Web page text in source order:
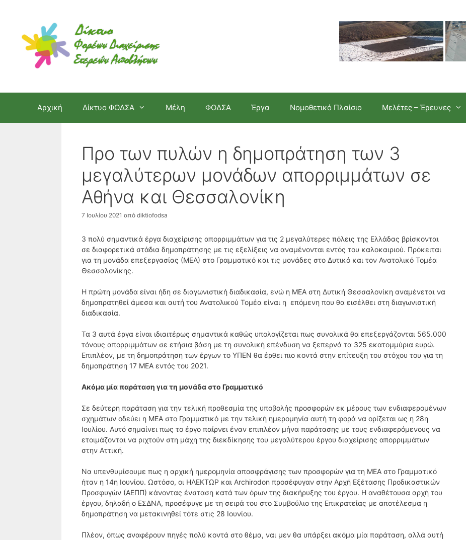
περιεχόμενο
Αρχική Δίκτυο ΦΟΔΣΑ Μέλη ΦΟΔΣΑ Έργα Νομοθετικό Πλαίσιο Μελέτες – Έρευνες
Προ των πυλών η δημοπράτηση των 3
μεγαλύτερων μονάδων απορριμμάτων σε
Αθήνα και Θεσσαλονίκη
7 Ιουλίου 2021 από diktiofodsa
3 πολύ σημαντικά έργα διαχείρισης απορριμμάτων για τις 2 μεγαλύτερες πόλεις της Ελλάδας βρίσκονται
σε διαφορετικά στάδια δημοπράτησης με τις εξελίξεις να αναμένονται εντός του καλοκαιριού. Πρόκειται
για τη μονάδα επεξεργασίας (ΜΕΑ) στο Γραμματικό και τις μονάδες στο Δυτικό και τον Ανατολικό Τομέα
Θεσσαλονίκης.
Η πρώτη μονάδα είναι ήδη σε διαγωνιστική διαδικασία, ενώ η ΜΕΑ στη Δυτική Θεσσαλονίκη αναμένεται να
δημοπρατηθεί άμεσα και αυτή του Ανατολικού Τομέα είναι η επόμενη που θα εισέλθει στη διαγωνιστική
διαδικασία.
Τα 3 αυτά έργα είναι ιδιαιτέρως σημαντικά καθώς υπολογίζεται πως συνολικά θα επεξεργάζονται 565.000
τόνους απορριμμάτων σε ετήσια βάση με τη συνολική επένδυση να ξεπερνά τα 325 εκατομμύρια ευρώ.
Επιπλέον, με τη δημοπράτηση των έργων το ΥΠΕΝ θα έρθει πιο κοντά στην επίτευξη του στόχου του για τη
δημοπράτηση 17 ΜΕΑ εντός του 2021.
Ακόμα μία παράταση για τη μονάδα στο Γραμματικό
Σε δεύτερη παράταση για την τελική προθεσμία της υποβολής προσφορών εκ μέρους των ενδιαφερομένων
σχημάτων οδεύει η ΜΕΑ στο Γραμματικό με την τελική ημερομηνία αυτή τη φορά να ορίζεται ως η 28η
Ιουλίου. Αυτό σημαίνει πως το έργο παίρνει έναν επιπλέον μήνα παράτασης με τους ενδιαφερόμενους να
ετοιμάζονται να ριχτούν στη μάχη της διεκδίκησης του μεγαλύτερου έργου διαχείρισης απορριμμάτων
στην Αττική.
Να υπενθυμίσουμε πως η αρχική ημερομηνία αποσφράγισης των προσφορών για τη ΜΕΑ στο Γραμματικό
ήταν η 14η Ιουνίου. Ωστόσο, οι ΗΛΕΚΤΩΡ και Archirodon προσέφυγαν στην Αρχή Εξέτασης Προδικαστικών
Προσφυγών (ΑΕΠΠ) κάνοντας ένσταση κατά των όρων της διακήρυξης του έργου. Η αναθέτουσα αρχή του
έργου, δηλαδή ο ΕΣΔΝΑ, προσέφυγε με τη σειρά του στο Συμβούλιο της Επικρατείας με αποτέλεσμα η
δημοπράτηση να μετακινηθεί τότε στις 28 Ιουνίου.
Πλέον, όπως αναφέρουν πηγές πολύ κοντά στο θέμα, ναι μεν θα υπάρξει ακόμα μία παράταση, αλλά αυτή